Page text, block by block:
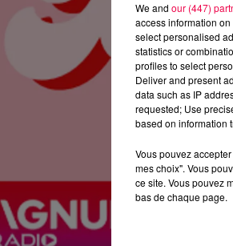
We and our (447)
access information
select personalised
statistics or
profiles to select
Deliver and present
data such as IP
requested; Use
based on information
Vous pouvez
mes choix". Vous
ce site. Vous pouvez
bas de chaque page.